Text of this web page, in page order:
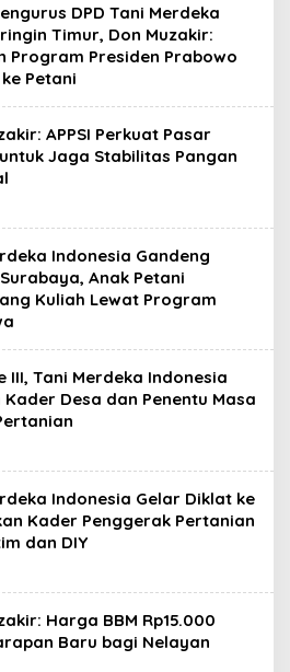
DPD Tani Merdeka
Timur, Don Muzakir:
Program Presiden Prabowo
Petani
APPSI Perkuat Pasar
Jaga Stabilitas Pangan
Indonesia Gandeng
Surabaya, Anak Petani
Kuliah Lewat Program
III, Tani Merdeka Indonesia
Kader Desa dan Penentu Masa
Indonesia Gelar Diklat ke
Kader Penggerak Pertanian
dan DIY
Harga BBM Rp15.000
Baru bagi Nelayan